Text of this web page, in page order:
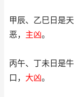
甲辰、乙巳日是
恶， 主凶。
丙午、丁未日是
口， 大凶。